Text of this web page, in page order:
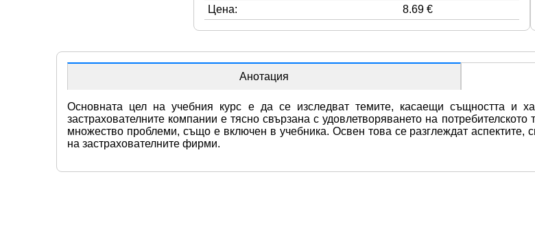
Цена:
8.69 €
Анотация
Основната цел на учебния курс е да се изследват темите, касаещи същността и
застрахователните компании е тясно свързана с удовлетворяването на
множество проблеми, също е включен в учебника. Освен това се разглеждат аспектите,
на застрахователните фирми.